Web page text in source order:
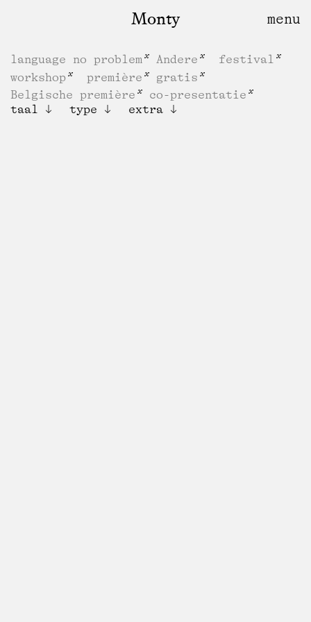
Monty
language no problem Andere
festival
workshop
première
gratis
Belgische première
co-presentatie
taal
type extra